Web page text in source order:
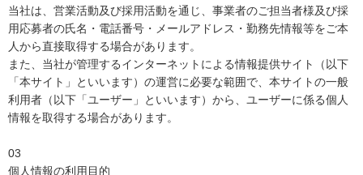
当社は、営業活動及び採用活動を通じ、事業者のご担当者様及び採
用応募者の氏名・電話番号・メールアドレス・勤務先情報等をご本
人から直接取得する場合があります。
また、当社が管理するインターネットによる情報提供サイト（以下
「本サイト」といいます）の運営に必要な範囲で、本サイトの一般
利用者（以下「ユーザー」といいます）から、ユーザーに係る個人
情報を取得する場合があります。
03
個人情報の利用目的